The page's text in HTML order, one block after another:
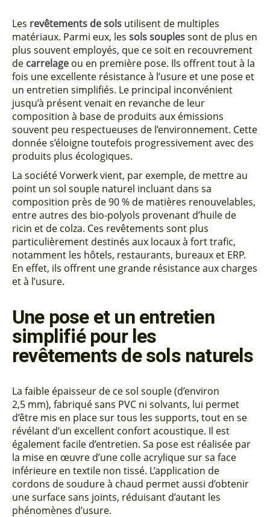
Les revêtements de sols utilisent de multiples
matériaux. Parmi eux, les sols souplessont de plus en
plus souvent employés, que ce soit en recouvrement
de carrelage ou en première pose. Ils offrent tout à la
fois une excellente résistance à l’usure et une pose et
un entretien simplifiés. Le principal inconvénient
jusqu’à présent venait en revanche de leur
composition à base de produits aux émissions
souvent peu respectueuses de l’environnement. Cette
donnée s’éloigne toutefois progressivement avec des
produits plus écologiques.
La société Vorwerk vient, par exemple, de mettre au
point un sol souple naturel incluant dans sa
composition près de 90 % de matières renouvelables,
entre autres des bio-polyols provenant d’huile de
ricin et de colza. Ces revêtements sont plus
particulièrement destinés aux locaux à fort trafic,
notamment les hôtels, restaurants, bureaux et ERP.
En effet, ils offrent une grande résistance aux charges
et à l’usure.
Une pose et un entretien
simplifié pour les
revêtements de sols naturels
La faible épaisseur de ce sol souple (d’environ
2,5 mm), fabriqué sans PVC ni solvants, lui permet
d’être mis en place sur tous les supports, tout en se
révélant d’un excellent confort acoustique. Il est
également facile d’entretien. Sa pose est réalisée par
la mise en œuvre d’une colle acrylique sur sa face
inférieure en textile non tissé. L’application de
cordons de soudure à chaud permet aussi d’obtenir
une surface sans joints, réduisant d’autant les
phénomènes d’usure.